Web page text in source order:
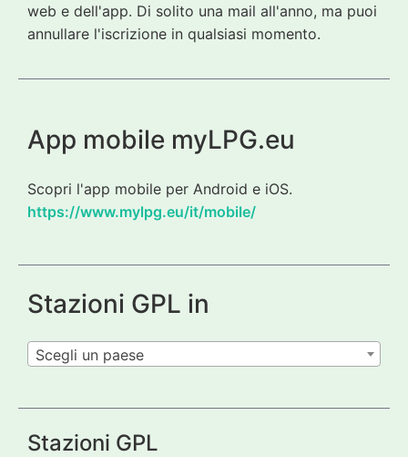
web e dell'app. Di solito una mail all'anno, ma puoi
annullare l'iscrizione in qualsiasi momento.
App mobile myLPG.eu
Scopri l'app mobile per Android e iOS.
https://www.mylpg.eu/it/mobile/
Stazioni GPL in
Scegli un paese
Stazioni GPL